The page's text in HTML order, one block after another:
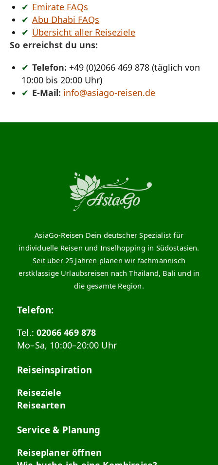
Emirate FAQs
Abu Dhabi FAQs
Übersicht aller Reiseziele
So erreichst du uns:
Telefon: +49 (0)2066 469 878 (täglich von
10:00 bis 20:00 Uhr)
E-Mail: info@asiago-reisen.de
AsiaGo-Reisen Dein deutscher Spezialist für
individuelle Reisen und Inselhopping in Südostasien.
Seit über 25 Jahren planen wir fachmännisch
erstklassige Urlaubsreisen nach Thailand, Bali und in
die gesamte Region.
Telefon:
Tel.:02066 469 878
Mo–Sa, 10:00–20:00 Uhr
Reiseinspiration
Reiseziele
Reisearten
Service & Planung
Reiseplaner öffnen